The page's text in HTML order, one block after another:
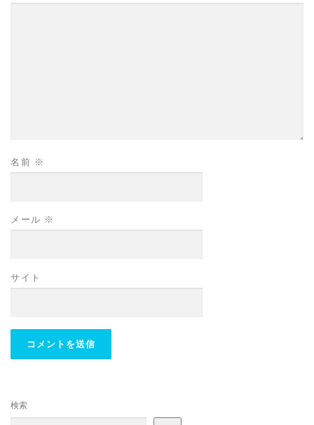
名前 ※
メール ※
サイト
検索